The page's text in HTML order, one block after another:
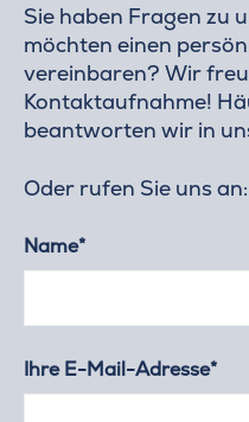
Sie haben Fragen zu
möchten einen
vereinbaren? Wir
Kontaktaufnahme!
beantworten wir in
Oder rufen Sie uns an:
Name*
Ihre E-Mail-Adresse*